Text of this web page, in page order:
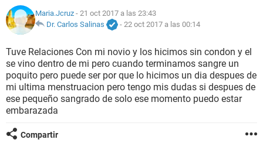
NUTRICIÓN
BIENESTAR
SEXUALIDAD
GLOSARIO
Maria.Jcruz - 21 oct 2017 a las 23:43
Dr. Carlos Salinas
- 22 oct 2017 a las 00:14
Tuve Relaciones Con mi novio y los hicimos sin condon y el
se vino dentro de mi pero cuando terminamos sangre un
poquito pero puede ser por que lo hicimos un dia despues de
mi ultima menstruacion pero tengo mis dudas si despues de
ese pequeño sangrado de solo ese momento puedo estar
embarazada
Compartir